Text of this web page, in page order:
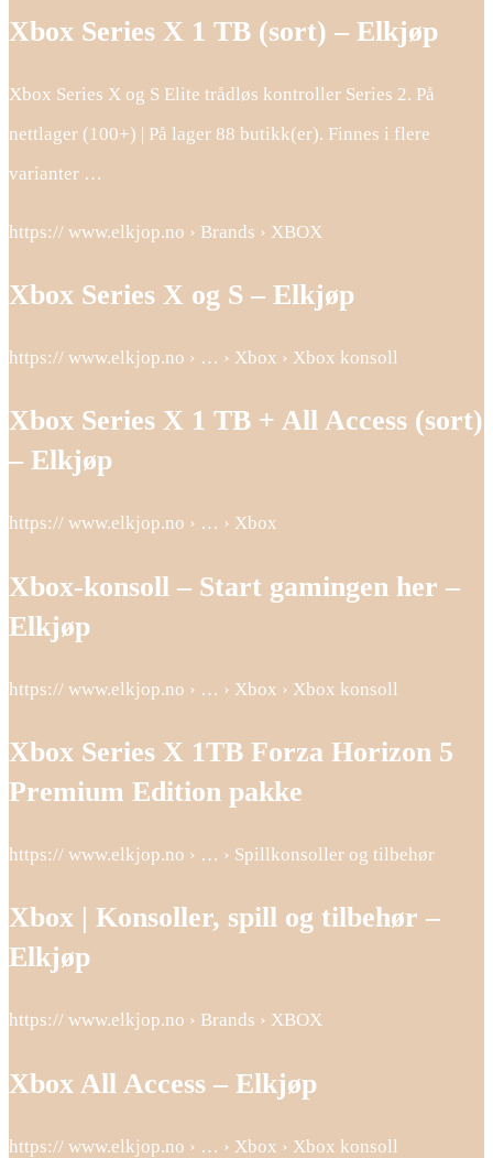
Xbox Series X 1 TB (sort) – Elkjøp
Xbox Series X og S Elite trådløs kontroller Series 2. På
nettlager (100+) | På lager 88 butikk(er). Finnes i flere
varianter …
https:// www.elkjop.no › Brands › XBOX
Xbox Series X og S – Elkjøp
https:// www.elkjop.no › … › Xbox › Xbox konsoll
Xbox Series X 1 TB + All Access (sort)
– Elkjøp
https:// www.elkjop.no › … › Xbox
Xbox-konsoll – Start gamingen her –
Elkjøp
https:// www.elkjop.no › … › Xbox › Xbox konsoll
Xbox Series X 1TB Forza Horizon 5
Premium Edition pakke
https:// www.elkjop.no › … › Spillkonsoller og tilbehør
Xbox | Konsoller, spill og tilbehør –
Elkjøp
https:// www.elkjop.no › Brands › XBOX
Xbox All Access – Elkjøp
https:// www.elkjop.no › … › Xbox › Xbox konsoll